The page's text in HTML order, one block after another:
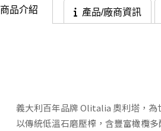
商品介紹 產品/廠商資訊
義大利百年品牌 Olitalia 奧利塔，為
以傳統低溫石磨壓榨，含豐富橄欖